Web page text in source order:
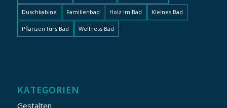
Duschkabine Familienbad Holz im Bad Kleines Bad
Pflanzen fürs Bad Wellness Bad
KATEGORIEN
Gestalten